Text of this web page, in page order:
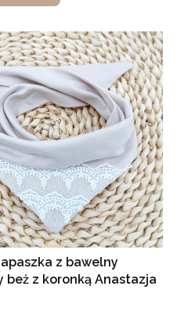
z bawelny
beż z koronką Anastazja